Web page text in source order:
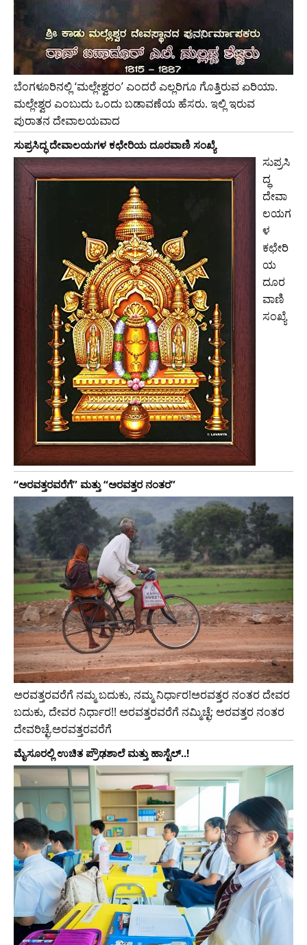
ಬೆಂಗಳೂರಿನಲ್ಲಿ ‘ಮಲ್ಲೇಶ್ವರಂ’ ಎಂದರೆ ಎಲ್ಲರಿಗೂ ಗೊತ್ತಿರುವ ಏರಿಯಾ.
ಮಲ್ಲೇಶ್ವರ ಎಂಬುದು ಒಂದು ಬಡಾವಣೆಯ ಹೆಸರು. ಇಲ್ಲಿ ಇರುವ
ಪುರಾತನ ದೇವಾಲಯವಾದ
ಸುಪ್ರಸಿದ್ಧ ದೇವಾಲಯಗಳ ಕಛೇರಿಯ ದೂರವಾಣಿ ಸಂಖ್ಯೆ
ಸುಪ್ರಸಿ
ದ್ಧ
ದೇವಾ
ಲಯಗ
ಳ
ಕಛೇರಿ
ಯ
ದೂರ
ವಾಣಿ
ಸಂಖ್ಯೆ
“ಅರವತ್ತರವರೆಗೆ” ಮತ್ತು “ಅರವತ್ತರ ನಂತರ”
ಅರವತ್ತರವರೆಗೆ ನಮ್ಮ ಬದುಕು, ನಮ್ಮ ನಿರ್ಧಾರ!ಅರವತ್ತರ ನಂತರ ದೇವರ
ಬದುಕು, ದೇವರ ನಿರ್ಧಾರ!! ಅರವತ್ತರವರೆಗೆ ನಮ್ಮಿಚ್ಛೆ; ಅರವತ್ತರ ನಂತರ
ದೇವರಿಚ್ಛೆ.ಅರವತ್ತರವರೆಗೆ
ಮೈಸೂರಲ್ಲಿ ಉಚಿತ ಪ್ರೌಢಶಾಲೆ ಮತ್ತು ಹಾಸ್ಟೆಲ್..!